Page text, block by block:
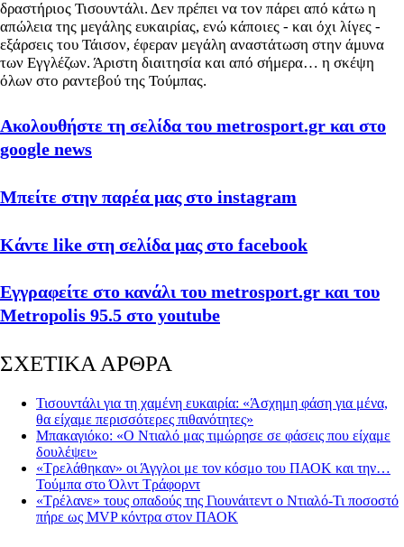
δραστήριος Τισουντάλι. Δεν πρέπει να τον πάρει από κάτω η
απώλεια της μεγάλης ευκαιρίας, ενώ κάποιες - και όχι λίγες -
εξάρσεις του Τάισον, έφεραν μεγάλη αναστάτωση στην άμυνα
των Εγγλέζων. Άριστη διαιτησία και από σήμερα… η σκέψη
όλων στο ραντεβού της Τούμπας.
Ακολουθήστε τη σελίδα του metrosport.gr και στο
google news
Μπείτε στην παρέα μας στο instagram
Κάντε like στη σελίδα μας στο facebook
Εγγραφείτε στο κανάλι του metrosport.gr και του
Metropolis 95.5 στο youtube
ΣΧΕΤΙΚΑ ΑΡΘΡΑ
Τισουντάλι για τη χαμένη ευκαιρία: «Άσχημη φάση για μένα,
θα είχαμε περισσότερες πιθανότητες»
Μπακαγιόκο: «Ο Ντιαλό μας τιμώρησε σε φάσεις που είχαμε
δουλέψει»
«Τρελάθηκαν» οι Άγγλοι με τον κόσμο του ΠΑΟΚ και την…
Τούμπα στο Όλντ Τράφορντ
«Τρέλανε» τους οπαδούς της Γιουνάιτεντ ο Ντιαλό-Τι ποσοστό
πήρε ως MVP κόντρα στον ΠΑΟΚ